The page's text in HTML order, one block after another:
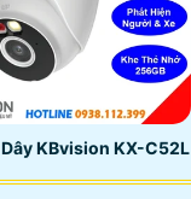
KBvision KX-C52L